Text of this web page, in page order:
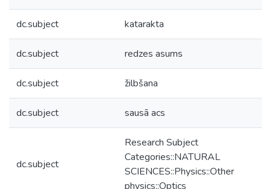
dc.subject katarakta
dc.subject redzes asums
dc.subject žilbšana
dc.subject sausā acs
dc.subject
Research Subject
Categories::NATURAL
SCIENCES::Physics::Other
physics::Optics